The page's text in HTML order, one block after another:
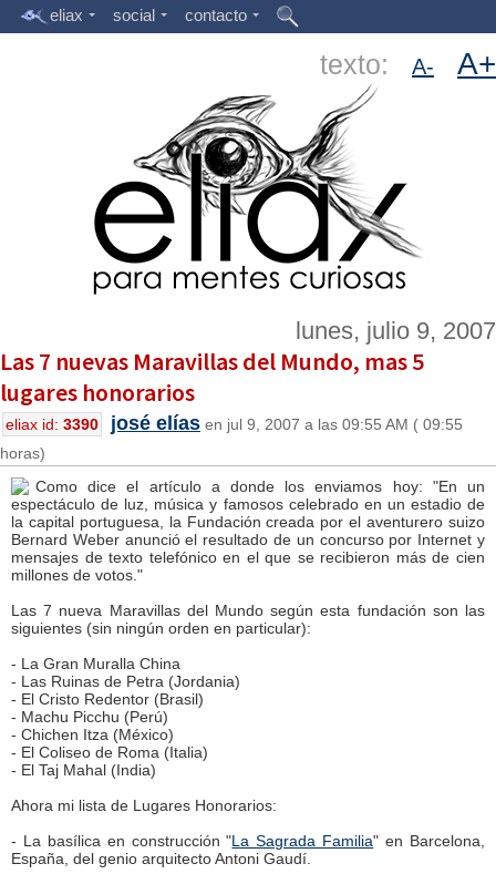
eliax social contacto
texto: A- A+
lunes, julio 9, 2007
Las 7 nuevas Maravillas del Mundo, mas 5
lugares honorarios
eliax id: 3390 josé elías en jul 9, 2007 a las 09:55 AM ( 09:55
horas)
Como dice el artículo a donde los enviamos hoy: "En un
espectáculo de luz, música y famosos celebrado en un estadio de
la capital portuguesa, la Fundación creada por el aventurero suizo
Bernard Weber anunció el resultado de un concurso por Internet y
mensajes de texto telefónico en el que se recibieron más de cien
millones de votos."
Las 7 nueva Maravillas del Mundo según esta fundación son las
siguientes (sin ningún orden en particular):
- La Gran Muralla China
- Las Ruinas de Petra (Jordania)
- El Cristo Redentor (Brasil)
- Machu Picchu (Perú)
- Chichen Itza (México)
- El Coliseo de Roma (Italia)
- El Taj Mahal (India)
Ahora mi lista de Lugares Honorarios:
- La basílica en construcción "La Sagrada Familia" en Barcelona,
España, del genio arquitecto Antoni Gaudí.